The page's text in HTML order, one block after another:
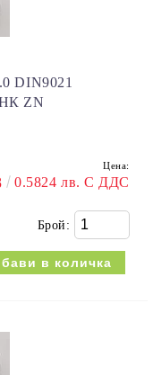
DIN9021
ZN
Цена:
0.5824 лв. С ДДС
Брой: